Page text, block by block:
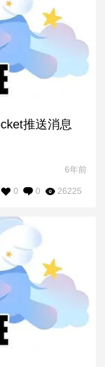
推送消息
6年前
26225
0
0